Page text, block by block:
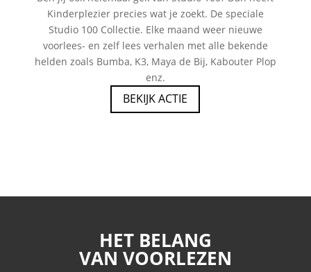
Kinderplezier precies wat je zoekt. De speciale
Studio 100 Collectie. Elke maand weer nieuwe
voorlees- en zelf lees verhalen met alle bekende
helden zoals Bumba, K3, Maya de Bij, Kabouter Plop
enz.
BEKIJK ACTIE
HET BELANG
VAN VOORLEZEN